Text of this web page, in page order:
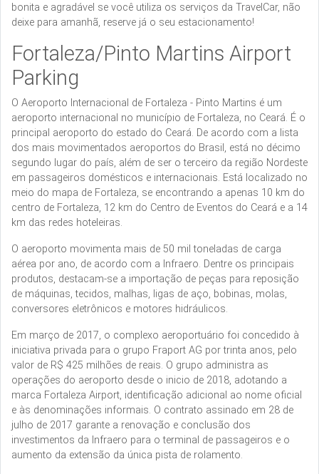
bonita e agradável se você utiliza os serviços da TravelCar, não
deixe para amanhã, reserve já o seu estacionamento!
Fortaleza/Pinto Martins Airport
Parking
O Aeroporto Internacional de Fortaleza - Pinto Martins é um
aeroporto internacional no município de Fortaleza, no Ceará. É o
principal aeroporto do estado do Ceará. De acordo com a lista
dos mais movimentados aeroportos do Brasil, está no décimo
segundo lugar do país, além de ser o terceiro da região Nordeste
em passageiros domésticos e internacionais. Está localizado no
meio do mapa de Fortaleza, se encontrando a apenas 10 km do
centro de Fortaleza, 12 km do Centro de Eventos do Ceará e a 14
km das redes hoteleiras.
O aeroporto movimenta mais de 50 mil toneladas de carga
aérea por ano, de acordo com a Infraero. Dentre os principais
produtos, destacam-se a importação de peças para reposição
de máquinas, tecidos, malhas, ligas de aço, bobinas, molas,
conversores eletrônicos e motores hidráulicos.
Em março de 2017, o complexo aeroportuário foi concedido à
iniciativa privada para o grupo Fraport AG por trinta anos, pelo
valor de R$ 425 milhões de reais. O grupo administra as
operações do aeroporto desde o inicio de 2018, adotando a
marca Fortaleza Airport, identificação adicional ao nome oficial
e às denominações informais. O contrato assinado em 28 de
julho de 2017 garante a renovação e conclusão dos
investimentos da Infraero para o terminal de passageiros e o
aumento da extensão da única pista de rolamento.